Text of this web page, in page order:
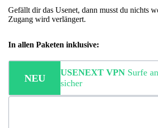
Gefällt dir das Usenet, dann musst du nichts
Zugang wird verlängert.
In allen Paketen inklusive:
NEU USENEXT VPN Surfe
sicher